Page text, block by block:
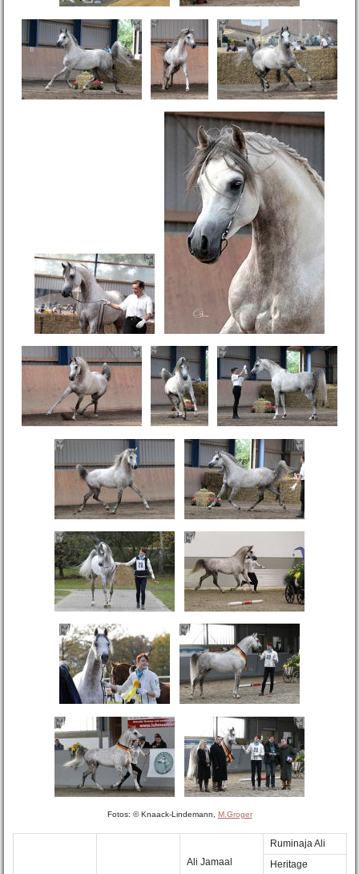
Fotos: © Knaack-Lindemann, M.Groger
Ali Jamaal
Ruminaja Ali
Heritage